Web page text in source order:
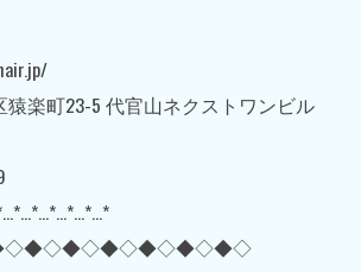
猿楽町23-5 代官山ネクストワンビル